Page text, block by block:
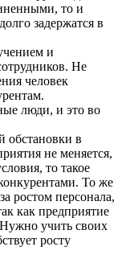
то и
задержатся в
и
Не
человек
люди, и это во
обстановки в
не меняется,
то такое
То же
ростом персонала,
как предприятие
Нужно учить своих
росту